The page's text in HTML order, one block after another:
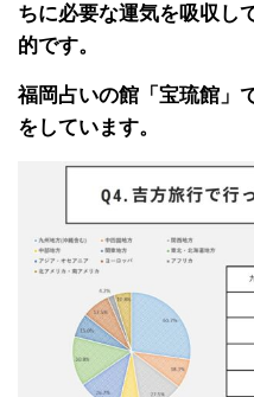
ちに必要な運気を吸収し
的です。
福岡占いの館「宝琉館」
をしています。